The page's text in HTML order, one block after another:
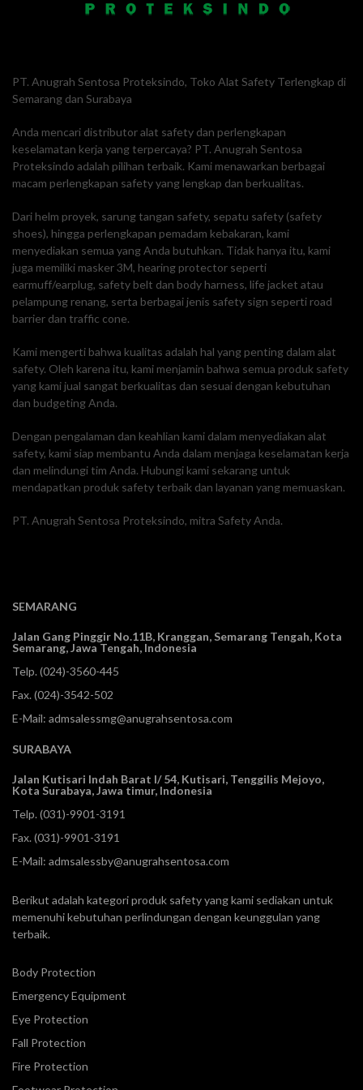
PT. Anugrah Sentosa Proteksindo, Toko Alat Safety Terlengkap di
Semarang dan Surabaya
Anda mencari distributor alat safety dan perlengkapan
keselamatan kerja yang terpercaya? PT. Anugrah Sentosa
Proteksindo adalah pilihan terbaik. Kami menawarkan berbagai
macam perlengkapan safety yang lengkap dan berkualitas.
Dari helm proyek, sarung tangan safety, sepatu safety (safety
shoes), hingga perlengkapan pemadam kebakaran, kami
menyediakan semua yang Anda butuhkan. Tidak hanya itu, kami
juga memiliki masker 3M, hearing protector seperti
earmuff/earplug, safety belt dan body harness, life jacket atau
pelampung renang, serta berbagai jenis safety sign seperti road
barrier dan traffic cone.
Kami mengerti bahwa kualitas adalah hal yang penting dalam alat
safety. Oleh karena itu, kami menjamin bahwa semua produk safety
yang kami jual sangat berkualitas dan sesuai dengan kebutuhan
dan budgeting Anda.
Dengan pengalaman dan keahlian kami dalam menyediakan alat
safety, kami siap membantu Anda dalam menjaga keselamatan kerja
dan melindungi tim Anda. Hubungi kami sekarang untuk
mendapatkan produk safety terbaik dan layanan yang memuaskan.
PT. Anugrah Sentosa Proteksindo, mitra Safety Anda.
SEMARANG
Jalan Gang Pinggir No.11B, Kranggan,Semarang Tengah, Kota
Semarang, Jawa Tengah, Indonesia
Telp. (024)-3560-445
Fax. (024)-3542-502
E-Mail: admsalessmg@anugrahsentosa.com
SURABAYA
Jalan Kutisari Indah Barat I/ 54, Kutisari, Tenggilis Mejoyo,
Kota Surabaya, Jawa timur, Indonesia
Telp. (031)-9901-3191
Fax. (031)-9901-3191
E-Mail: admsalessby@anugrahsentosa.com
Berikut adalah kategori produk safety yang kami sediakan untuk
memenuhi kebutuhan perlindungan dengan keunggulan yang
terbaik.
Body Protection
Emergency Equipment
Eye Protection
Fall Protection
Fire Protection